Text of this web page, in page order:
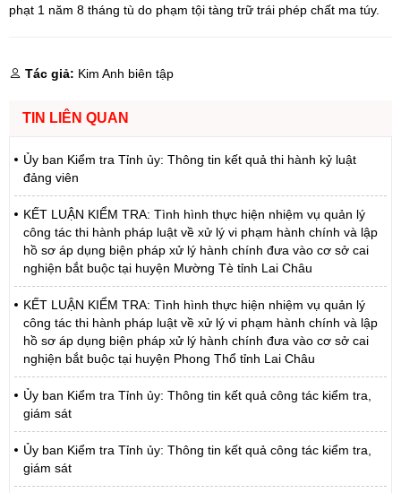
phạt 1 năm 8 tháng tù do phạm tội tàng trữ trái phép chất ma túy.
Tác giả: Kim Anh biên tập
TIN LIÊN QUAN
Ủy ban Kiểm tra Tỉnh ủy: Thông tin kết quả thi hành kỷ luật
đảng viên
KẾT LUẬN KIỂM TRA: Tình hình thực hiện nhiệm vụ quản lý
công tác thi hành pháp luật về xử lý vi phạm hành chính và lập
hồ sơ áp dụng biện pháp xử lý hành chính đưa vào cơ sở cai
nghiện bắt buộc tại huyện Mường Tè tỉnh Lai Châu
KẾT LUẬN KIỂM TRA: Tình hình thực hiện nhiệm vụ quản lý
công tác thi hành pháp luật về xử lý vi phạm hành chính và lập
hồ sơ áp dụng biện pháp xử lý hành chính đưa vào cơ sở cai
nghiện bắt buộc tại huyện Phong Thổ tỉnh Lai Châu
Ủy ban Kiểm tra Tỉnh ủy: Thông tin kết quả công tác kiểm tra,
giám sát
Ủy ban Kiểm tra Tỉnh ủy: Thông tin kết quả công tác kiểm tra,
giám sát